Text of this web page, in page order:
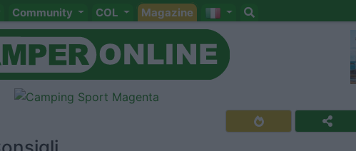
Community COL Magazine